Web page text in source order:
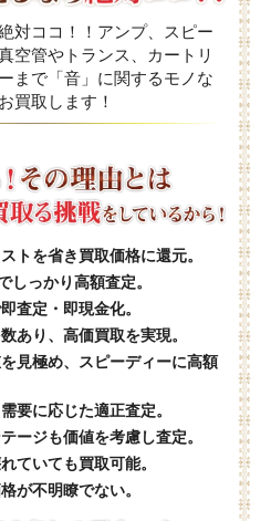
対ココ！！アンプ、スピー
空管やトランス、カートリ
まで「音」に関するモノな
買取します！
トを省き買取価格に還元。
しっかり高額査定。
査定・即現金化。
あり、高価買取を実現。
見極め、スピーディーに高額
要に応じた適正査定。
ージも価値を考慮し査定。
ていても買取可能。
が不明瞭でない。